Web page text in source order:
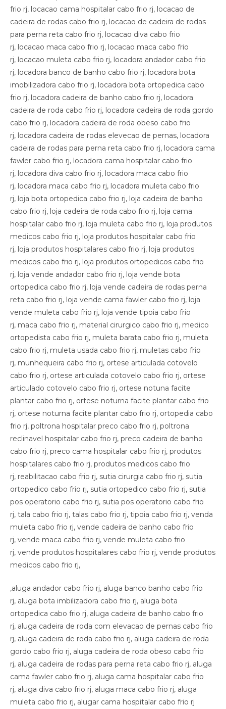
frio rj, locacao cama hospitalar cabo frio rj, locacao de
cadeira de rodas cabo frio rj, locacao de cadeira de rodas
para perna reta cabo frio rj, locacao diva cabo frio
rj, locacao maca cabo frio rj, locacao maca cabo frio
rj, locacao muleta cabo frio rj, locadora andador cabo frio
rj, locadora banco de banho cabo frio rj, locadora bota
imobilizadora cabo frio rj, locadora bota ortopedica cabo
frio rj, locadora cadeira de banho cabo frio rj, locadora
cadeira de roda cabo frio rj, locadora cadeira de roda gordo
cabo frio rj, locadora cadeira de roda obeso cabo frio
rj, locadora cadeira de rodas elevecao de pernas, locadora
cadeira de rodas para perna reta cabo frio rj, locadora cama
fawler cabo frio rj, locadora cama hospitalar cabo frio
rj, locadora diva cabo frio rj, locadora maca cabo frio
rj, locadora maca cabo frio rj, locadora muleta cabo frio
rj, loja bota ortopedica cabo frio rj, loja cadeira de banho
cabo frio rj, loja cadeira de roda cabo frio rj, loja cama
hospitalar cabo frio rj, loja muleta cabo frio rj, loja produtos
medicos cabo frio rj, loja produtos hospitalar cabo frio
rj, loja produtos hospitalares cabo frio rj, loja produtos
medicos cabo frio rj, loja produtos ortopedicos cabo frio
rj, loja vende andador cabo frio rj, loja vende bota
ortopedica cabo frio rj, loja vende cadeira de rodas perna
reta cabo frio rj, loja vende cama fawler cabo frio rj, loja
vende muleta cabo frio rj, loja vende tipoia cabo frio
rj, maca cabo frio rj, material cirurgico cabo frio rj, medico
ortopedista cabo frio rj, muleta barata cabo frio rj, muleta
cabo frio rj, muleta usada cabo frio rj, muletas cabo frio
rj, munhequeira cabo frio rj, ortese articulada cotovelo
cabo frio rj, ortese articulada cotovelo cabo frio rj, ortese
articulado cotovelo cabo frio rj, ortese notuna facite
plantar cabo frio rj, ortese noturna facite plantar cabo frio
rj, ortese noturna facite plantar cabo frio rj, ortopedia cabo
frio rj, poltrona hospitalar preco cabo frio rj, poltrona
reclinavel hospitalar cabo frio rj, preco cadeira de banho
cabo frio rj, preco cama hospitalar cabo frio rj, produtos
hospitalares cabo frio rj, produtos medicos cabo frio
rj, reabilitacao cabo frio rj, sutia cirurgia cabo frio rj, sutia
ortopedico cabo frio rj, sutia ortopedico cabo frio rj, sutia
pos operatorio cabo frio rj, sutia pos operatorio cabo frio
rj, tala cabo frio rj, talas cabo frio rj, tipoia cabo frio rj, venda
muleta cabo frio rj, vende cadeira de banho cabo frio
rj, vende maca cabo frio rj, vende muleta cabo frio
rj, vende produtos hospitalares cabo frio rj, vende produtos
medicos cabo frio rj,
,aluga andador cabo frio rj, aluga banco banho cabo frio
rj, aluga bota imbilizadora cabo frio rj, aluga bota
ortopedica cabo frio rj, aluga cadeira de banho cabo frio
rj, aluga cadeira de roda com elevacao de pernas cabo frio
rj, aluga cadeira de roda cabo frio rj, aluga cadeira de roda
gordo cabo frio rj, aluga cadeira de roda obeso cabo frio
rj, aluga cadeira de rodas para perna reta cabo frio rj, aluga
cama fawler cabo frio rj, aluga cama hospitalar cabo frio
rj, aluga diva cabo frio rj, aluga maca cabo frio rj, aluga
muleta cabo frio rj, alugar cama hospitalar cabo frio rj